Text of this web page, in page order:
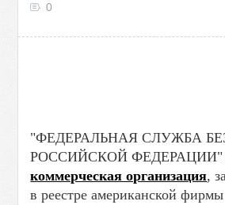
0
"ФЕДЕРАЛЬНАЯ СЛУЖБА
РОССИЙСКОЙ
коммерческая организация,
в реестре американской